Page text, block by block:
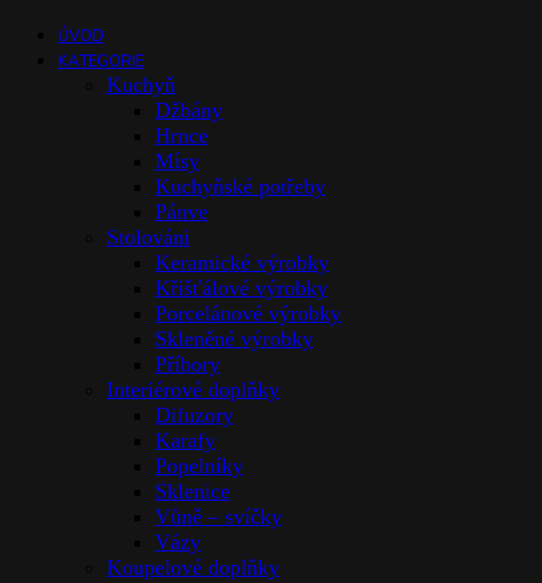
ÚVOD
KATEGORIE
Kuchyň
Džbány
Hrnce
Mísy
Kuchyňské potřeby
Pánve
Stolováni
Keramické výrobky
Křišťálové výrobky
Porcelánové výrobky
Skleněné výrobky
Příbory
Interiérové doplňky
Difuzory
Karafy
Popelníky
Sklenice
Vůně – svíčky
Vázy
Koupelové doplňky